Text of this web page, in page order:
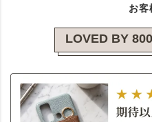
お客
LOVED BY